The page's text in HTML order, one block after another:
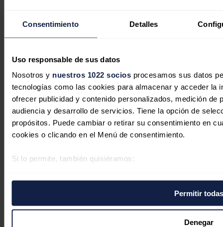
Consentimiento Detalles
Uso responsable de sus datos
Nosotros y nuestros 1022 sociosprocesamos sus datos
tecnologías como las cookies para almacenar y acceder la
ofrecer publicidad y contenido personalizados, medición de
audiencia y desarrollo de servicios. Tiene la opción de
propósitos. Puede cambiar o retirar su consentimiento en
cookies o clicando en el Menú de consentimiento.
Si lo permite, también quisiéramos:
Identificar su dispositivo analizándolo activamente
digitales)
Obtenga más información sobre cómo se procesan sus
Permitir todas
Denegar
Mercados
NET ZERO
Almacenamiento
Startups & Innovación
Hidrógeno
Top 10
Tech
Bioenergía
Digitalización
Foro de Almacenamiento